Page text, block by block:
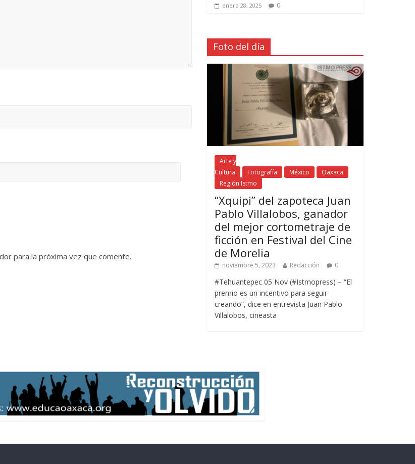
para la próxima vez que comente.
enero 28, 2025 0
Foto del día
Arte y
Cultura
Fotografía México
Oaxaca
Región Istmo
“Xquipi” del zapoteca Juan
Pablo Villalobos, ganador
del mejor cortometraje de
ficción en Festival del Cine
de Morelia
noviembre 5, 2023 Redacción 0
#Tehuantepec 05 Nov (#Istmopress) – “El
premio es un incentivo para seguir
creando”, dice en entrevista Juan Pablo
Villalobos, cineasta